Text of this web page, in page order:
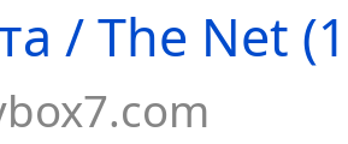
/ The Net